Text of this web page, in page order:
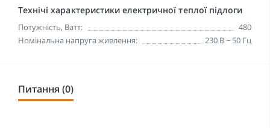
Технічі характеристики електричної теплої підлоги
Потужність, Ватт:
480
Номінальна напруга живлення:
230 В ~ 50 Гц
Питання (0)